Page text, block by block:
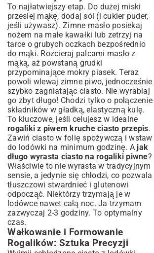
To najłatwiejszy etap. Do dużej miski
przesiej mąkę, dodaj sól (i cukier puder,
jeśli używasz). Zimne masło posiekaj
nożem na małe kawałki lub zetrzyj na
tarce o grubych oczkach bezpośrednio
do mąki. Rozcieraj palcami masło z
mąką, aż powstaną grudki
przypominające mokry piasek. Teraz
powoli wlewaj zimne piwo, jednocześnie
szybko zagniatając ciasto. Nie wyrabiaj
go zbyt długo! Chodzi tylko o połączenie
składników w gładką, elastyczną kulę.
To kluczowe, jeśli celujesz w idealne
rogaliki z piwem kruche ciasto przepis.
Zawiń ciasto w folię spożywczą i wstaw
do lodówki na minimum godzinę. A jak
długo wyrasta ciasto na rogaliki piwne?
Właściwie to nie wyrasta w tradycyjnym
sensie, a jedynie się chłodzi, co pozwala
tłuszczowi stwardnieć i glutenowi
odpocząć. Niektórzy trzymają je w
lodówce nawet całą noc. Ja trzymam
zazwyczaj 2-3 godziny. To optymalny
czas.
Wałkowanie i Formowanie
Rogalików: Sztuka Precyzji